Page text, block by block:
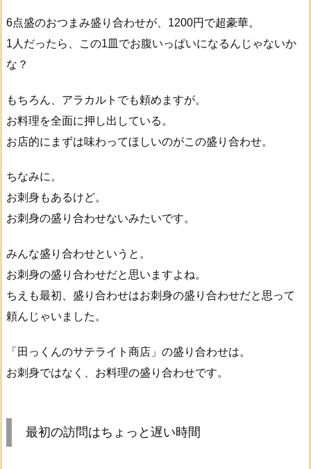
6点盛のおつまみ盛り合わせが、1200円で超豪華。
1人だったら、この1皿でお腹いっぱいになるんじゃないか
な？
もちろん、アラカルトでも頼めますが。
お料理を全面に押し出している。
お店的にまずは味わってほしいのがこの盛り合わせ。
ちなみに。
お刺身もあるけど。
お刺身の盛り合わせないみたいです。
みんな盛り合わせというと。
お刺身の盛り合わせだと思いますよね。
ちえも最初、盛り合わせはお刺身の盛り合わせだと思って
頼んじゃいました。
「田っくんのサテライト商店」の盛り合わせは。
お刺身ではなく、お料理の盛り合わせです。
最初の訪問はちょっと遅い時間